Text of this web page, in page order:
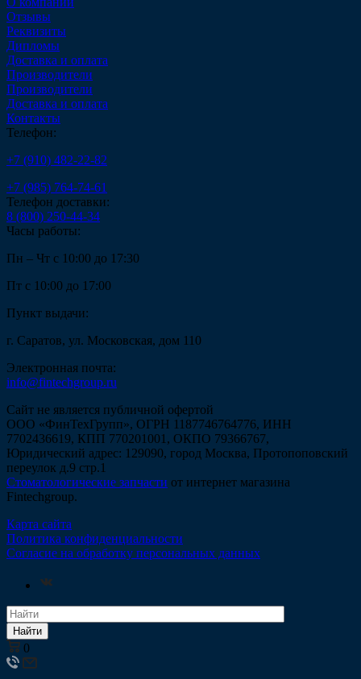
Отзывы
Реквизиты
Дипломы
Доставка и оплата
Производители
Производители
Доставка и оплата
Контакты
Телефон:
+7 (910) 482-22-82
+7 (985) 764-74-61
Телефон доставки:
8 (800) 250-44-34
Часы работы:
Пн – Чт с 10:00 до 17:30
Пт с 10:00 до 17:00
Пункт выдачи:
г. Саратов, ул. Московская, дом 110
Электронная почта:
info@fintechgroup.ru
Сайт не является публичной офертой
ООО «ФинТехГрупп», ОГРН 1187746764776, ИНН
7702436619, КПП 770201001, ОКПО 79366767,
Юридический адрес: 129090, город Москва, Протопоповский
переулок д.9 стр.1
Стоматологические запчасти от интернет магазина
Fintechgroup.
Карта сайта
Политика конфиденциальности
Согласие на обработку персональных данных
Найти
0